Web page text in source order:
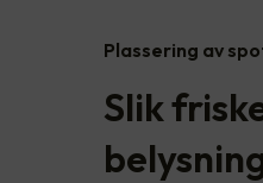
Plassering av
Slik